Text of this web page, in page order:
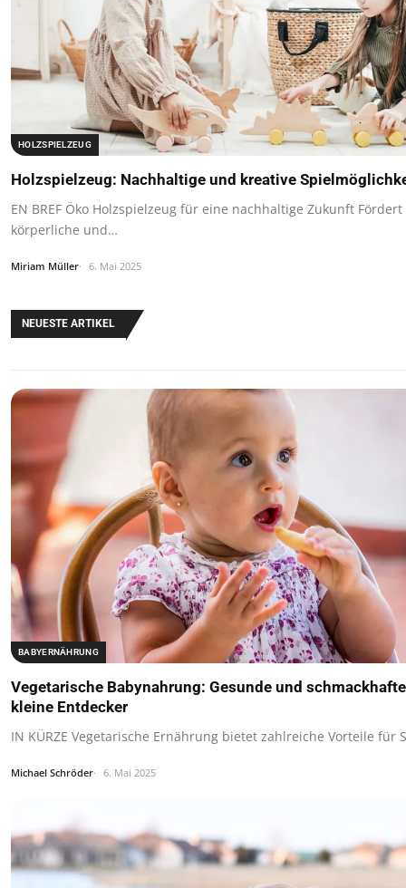
HOLZSPIELZEUG
Holzspielzeug: Nachhaltige und kreative
EN BREF Öko Holzspielzeug für eine nachhaltige Zukunft
körperliche und…
Miriam Müller 6. Mai 2025
NEUESTE ARTIKEL
BABYERNÄHRUNG
Vegetarische Babynahrung: Gesunde und
kleine Entdecker
IN KÜRZE Vegetarische Ernährung bietet zahlreiche Vorteile für
Michael Schröder 6. Mai 2025